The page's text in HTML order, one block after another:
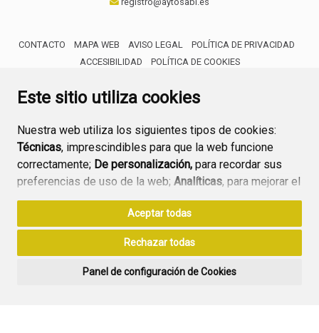
Este sitio utiliza cookies
Nuestra web utiliza los siguientes tipos de cookies:
Técnicas, imprescindibles para que la web funcione
correctamente; De personalización, para recordar sus
preferencias de uso de la web; Analíticas, para mejorar el
funcionamiento de la web y sus servicios.
Si acepta pulsando el botón“Aceptar todas”
consideramos que acepta su uso. Si pulsa el botón
ninguna acción, se guardarán las cookies técnicas
Aceptar todas
Rechazar todas
Panel de configuración de Cookies
CONTACTO MAPA WEB AVISO LEGAL
POLÍTICA DE PRIVACIDAD
ACCESIBILIDAD
POLÍTICA DE COOKIES